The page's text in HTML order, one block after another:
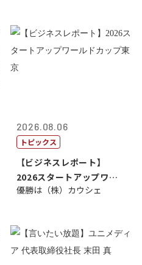
2026.08.06
トピックス
【ビジネスレポート】
2026スタートアップワー
ルドカップ東京
優勝は（株）カウシェ